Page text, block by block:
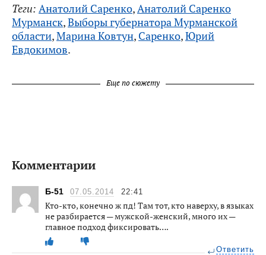
Теги: Анатолий Саренко, Анатолий Саренко
Мурманск,Выборы губернатора Мурманской
области,Марина Ковтун, Саренко,Юрий
Евдокимов.
Еще по сюжету
Комментарии
Б-51 07.05.2014 22:41
Кто-кто, конечно ж пд! Там тот, кто наверху, в языках
не разбирается — мужской-женский, много их —
главное подход фиксировать….
Ответить